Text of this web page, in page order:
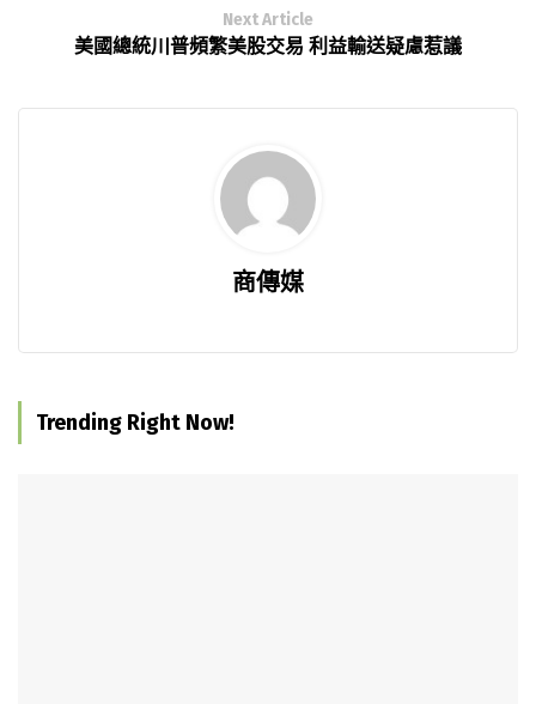
Next Article
美國總統川普頻繁美股交易 利益輸送疑慮惹議
商傳媒
Trending Right Now!